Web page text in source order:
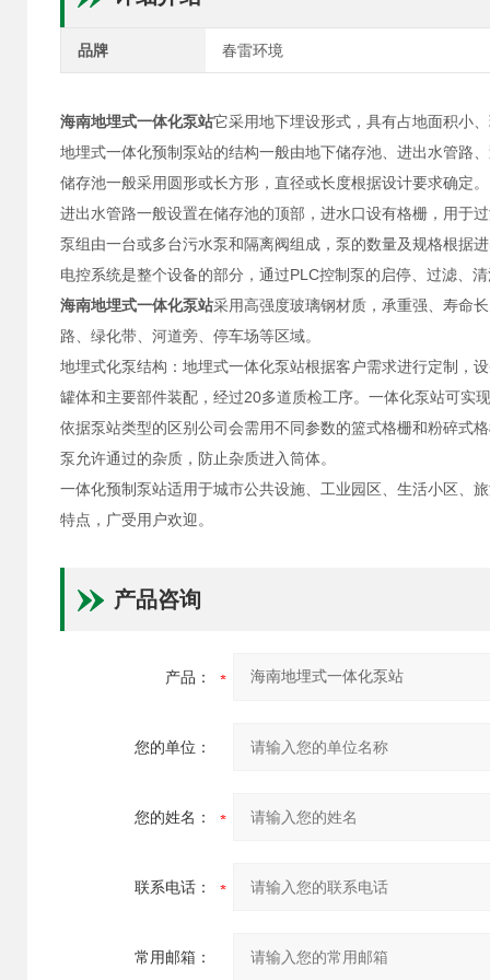
品牌 春雷环境
海南地埋式一体化泵站它采用地下埋设形式，具有占地面积小
地埋式一体化预制泵站的结构一般由地下储存池、进出水管路
储存池一般采用圆形或长方形，直径或长度根据设计要求确定。
进出水管路一般设置在储存池的顶部，进水口设有格栅，用于
泵组由一台或多台污水泵和隔离阀组成，泵的数量及规格根据
电控系统是整个设备的部分，通过PLC控制泵的启停、过滤、
海南地埋式一体化泵站采用高强度玻璃钢材质，承重强、寿命
路、绿化带、河道旁、停车场等区域。
地埋式化泵结构：地埋式一体化泵站根据客户需求进行定制，
罐体和主要部件装配，经过20多道质检工序。一体化泵站可实
依据泵站类型的区别公司会需用不同参数的篮式格栅和粉碎式
泵允许通过的杂质，防止杂质进入筒体。
一体化预制泵站适用于城市公共设施、工业园区、生活小区、
特点，广受用户欢迎。
产品咨询
产品：
您的单位：
您的姓名：
联系电话：
常用邮箱：